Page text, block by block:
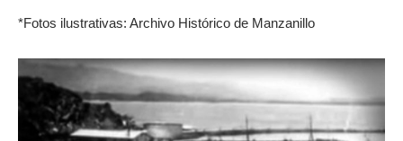
*Fotos ilustrativas: Archivo Histórico de Manzanillo